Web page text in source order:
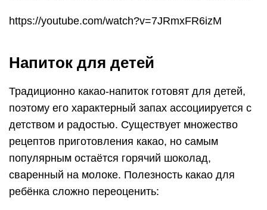
https://youtube.com/watch?v=7JRmxFR6izM
Напиток для детей
Традиционно какао-напиток готовят для детей,
поэтому его характерный запах ассоциируется с
детством и радостью. Существует множество
рецептов приготовления какао, но самым
популярным остаётся горячий шоколад,
сваренный на молоке. Полезность какао для
ребёнка сложно переоценить: